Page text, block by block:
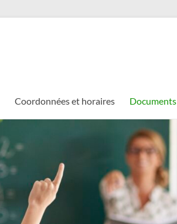
Coordonnées et horaires Documents